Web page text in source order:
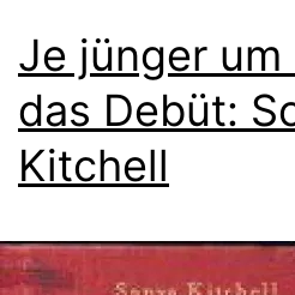
Je jünger
das Debüt:
Kitchell